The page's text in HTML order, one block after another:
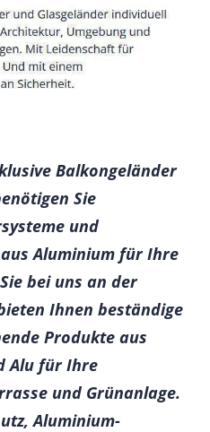
Balkongeländer
Sie
und
Aluminium für Ihre
bei uns an der
Ihnen beständige
Produkte aus
Alu für Ihre
und Grünanlage.
Aluminium-